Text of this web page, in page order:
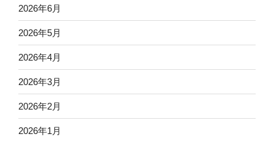
2026年6月
2026年5月
2026年4月
2026年3月
2026年2月
2026年1月